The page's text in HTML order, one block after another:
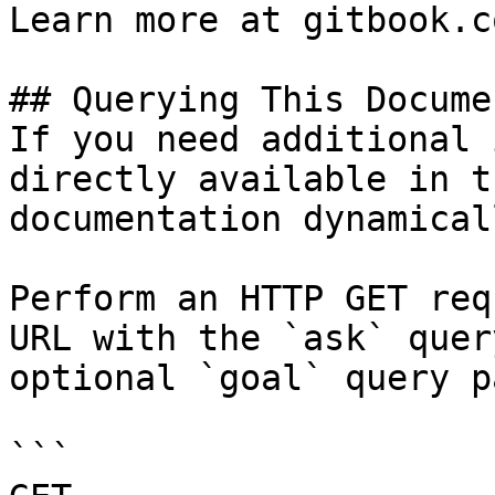
Learn more at
## Querying This
If you need
directly available in
documentation
Perform an HTTP GET
URL with the `ask`
optional `goal` query
```